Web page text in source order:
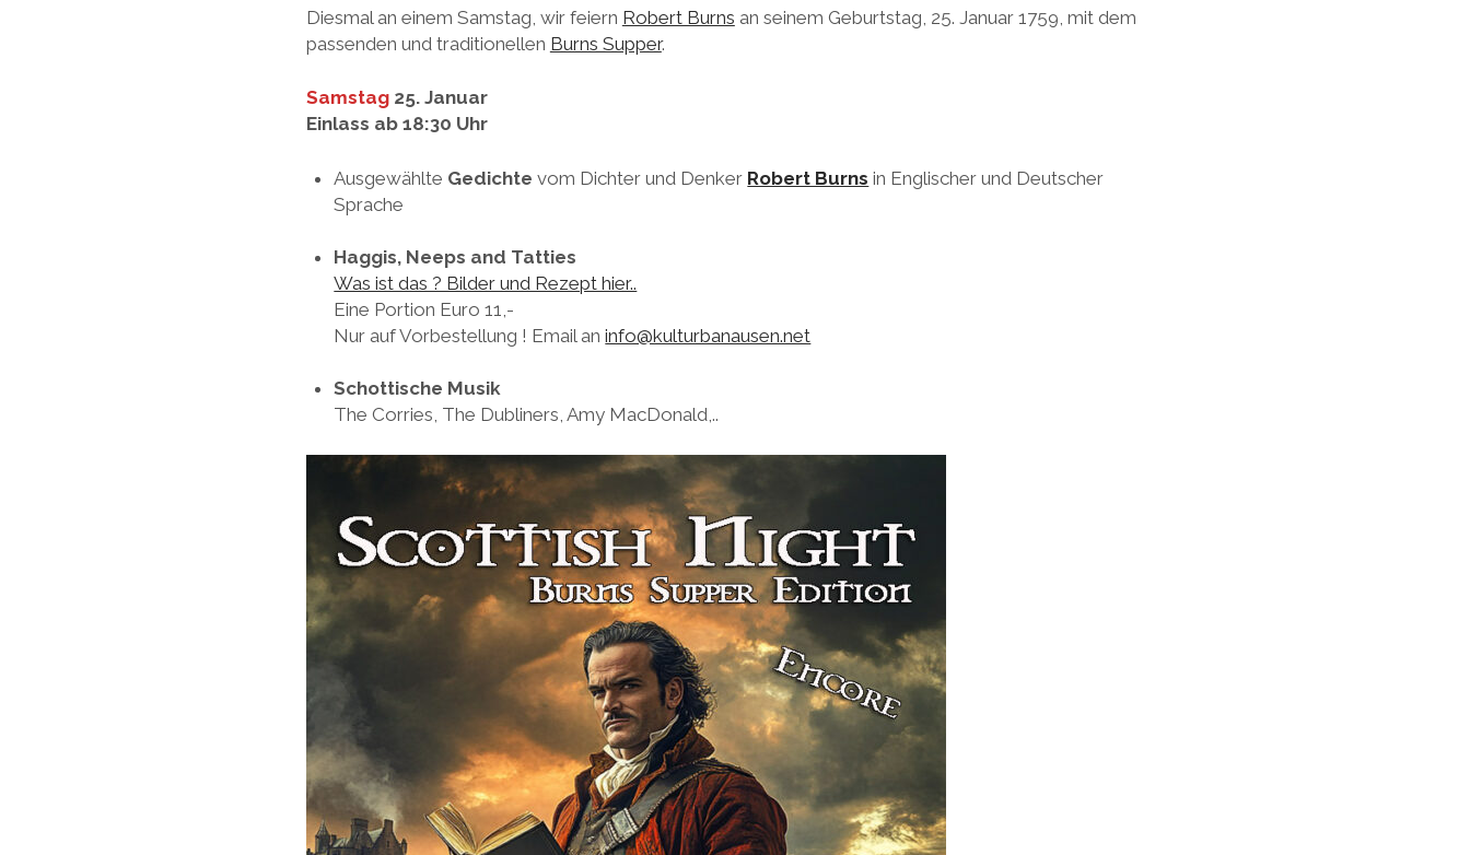
Diesmal an einem Samstag, wir feiern Robert Burns an seinem Geburtstag, 25. Januar 1759, mit dem
passenden und traditionellen Burns Supper.
Samstag 25. Januar
Einlass ab 18:30 Uhr
Ausgewählte Gedichte vom Dichter und Denker Robert Burns in Englischer und Deutscher
Sprache
Haggis, Neeps and Tatties
Was ist das ? Bilder und Rezept hier..
Eine Portion Euro 11,-
Nur auf Vorbestellung ! Email aninfo@kulturbanausen.net
Schottische Musik
The Corries, The Dubliners, Amy MacDonald,..